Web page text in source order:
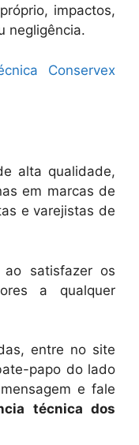
impactos,
negligência.
Conservex
alta qualidade,
em marcas de
e varejistas de
satisfazer os
a qualquer
entre no site
papo do lado
e fale
técnica dos